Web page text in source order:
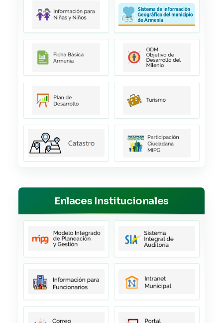
Enlaces Institucionales